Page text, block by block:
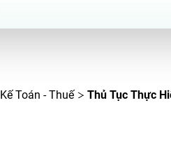
Kế Toán - Thuế Thủ Tục Thực